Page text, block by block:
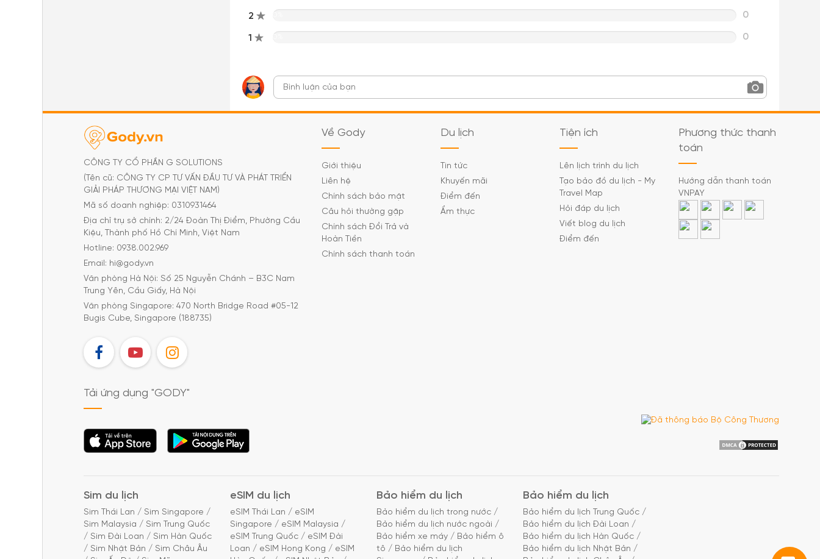
2 0
1 0
CÔNG TY CỔ PHẦN G SOLUTIONS
(Tên cũ: CÔNG TY CP TƯ VẤN ĐẦU TƯ VÀ PHÁT TRIỂN
GIẢI PHÁP THƯƠNG MẠI VIỆT NAM)
Mã số doanh nghiệp: 0310931464
Địa chỉ trụ sở chính: 2/24 Đoàn Thị Điểm, Phường Cầu
Kiệu, Thành phố Hồ Chí Minh, Việt Nam
Hotline: 0938.002.969
Email: hi@gody.vn
Văn phòng Hà Nội: Số 25 Nguyễn Chánh – B3C Nam
Trung Yên, Cầu Giấy, Hà Nội
Văn phòng Singapore: 470 North Bridge Road #05-12
Bugis Cube, Singapore (188735)
FB YT IG
Về Gody
Giới thiệu
Liên hệ
Chính sách bảo mật
Câu hỏi thường gặp
Chính sách Đổi Trả và
Hoàn Tiền
Chính sách thanh toán
Du lịch
Tin tức
Khuyến mãi
Điểm đến
Ẩm thực
Tiện ích
Lên lịch trình du lịch
Tạo bảo đồ du lịch - My
Travel Map
Hỏi đáp du lịch
Viết blog du lịch
Điểm đến
Phương thức thanh
toán
Hướng dẫn thanh toán
VNPAY
Tải ứng dụng "GODY"
Tải ứng dụng Tải ứng dụng
Sim du lịch
Sim Thái Lan / Sim Singapore /
Sim Malaysia / Sim Trung Quốc
/ Sim Đài Loan / Sim Hàn Quốc
/ Sim Nhật Bản / Sim Châu Âu
eSIM du lịch
eSIM Thái Lan / eSIM
Singapore / eSIM Malaysia /
eSIM Trung Quốc / eSIM Đài
Loan / eSIM Hong Kong / eSIM
Bảo hiểm du lịch
Bảo hiểm du lịch trong nước /
Bảo hiểm du lịch nước ngoài /
Bảo hiểm xe máy / Bảo hiểm ô
tô / Bảo hiểm du lịch
Bảo hiểm du lịch
Bảo hiểm du lịch Trung Quốc /
Bảo hiểm du lịch Đài Loan /
Bảo hiểm du lịch Hàn Quốc /
Bảo hiểm du lịch Nhật Bản /